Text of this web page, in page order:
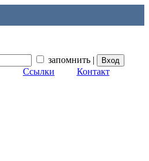
запомнить |
Ссылки Контакт